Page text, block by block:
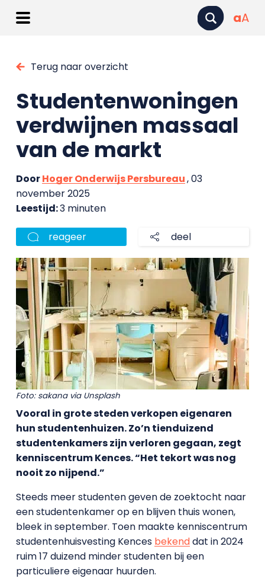
aA
Terug naar overzicht
Studentenwoningen
verdwijnen massaal
van de markt
DoorHoger Onderwijs Persbureau, 03
november 2025
Leestijd:3 minuten
reageer deel
Foto: sakana via Unsplash
Vooral in grote steden verkopen eigenaren
hun studentenhuizen. Zo’n tienduizend
studentenkamers zijn verloren gegaan, zegt
kenniscentrum Kences. “Het tekort was nog
nooit zo nijpend.”
Steeds meer studenten geven de zoektocht naar
een studentenkamer op en blijven thuis wonen,
bleek in september. Toen maakte kenniscentrum
studentenhuisvesting Kences bekenddat in 2024
ruim 17 duizend minder studenten bij een
particuliere eigenaar huurden.